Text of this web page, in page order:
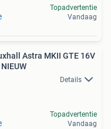
Topadvertentie
Vandaag
Astra MKII GTE 16V
Details
Topadvertentie
Vandaag